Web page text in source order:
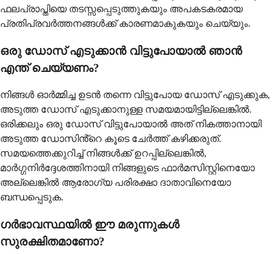
ഫലപ്രാപ്തിയെ തടസ്സപ്പെടുത്തുകയും അപകടകരമായ
പ്രതിപ്രവർത്തനങ്ങൾക്ക് കാരണമാകുകയും ചെയ്യും.
ഒരു ഡോസ് എടുക്കാൻ വിട്ടുപോയാൽ ഞാൻ
എന്ത് ചെയ്യണം?
നിങ്ങൾ ഓർമ്മിച്ച ഉടൻ തന്നെ വിട്ടുപോയ ഡോസ് എടുക്കുക,
അടുത്ത ഡോസ് എടുക്കാനുള്ള സമയമായിട്ടില്ലെങ്കിൽ.
ഒരിക്കലും ഒരു ഡോസ് വിട്ടുപോയാൽ അത് നികത്താനായി
അടുത്ത ഡോസിൻ്റെ കൂടെ ചേർത്ത് കഴിക്കരുത്.
സമയത്തെക്കുറിച്ച് നിങ്ങൾക്ക് ഉറപ്പില്ലെങ്കിൽ,
മാർഗ്ഗനിർദ്ദേശത്തിനായി നിങ്ങളുടെ ഫാർമസിസ്റ്റിനെയോ
അല്ലെങ്കിൽ ആരോഗ്യ പരിരക്ഷാ ദാതാവിനെയോ
ബന്ധപ്പെടുക.
ഗർഭാവസ്ഥയിൽ ഈ മരുന്നുകൾ
സുരക്ഷിതമാണോ?